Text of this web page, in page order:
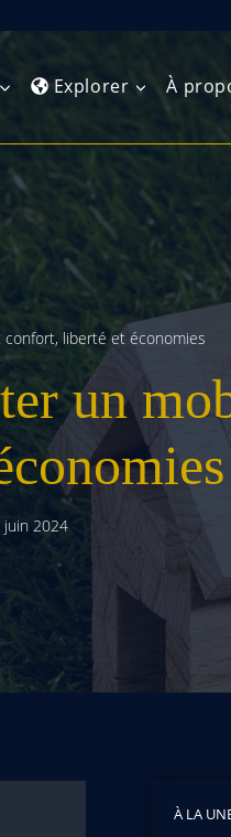
Explorer
Afrique du Nord
Afrique de l’Ouest
Afrique de l’Est
Afrique australe
À
confort, liberté et économies
un
juin 2024
À LA